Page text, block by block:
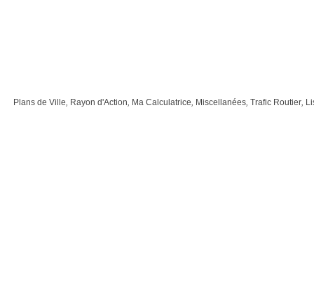
Plans de Ville, Rayon d'Action, Ma Calculatrice, Miscellanées, Trafic Routier,